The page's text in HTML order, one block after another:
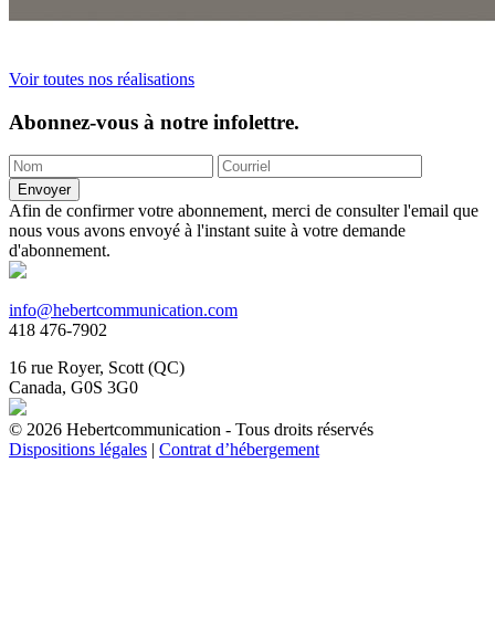
Voir toutes nos réalisations
Abonnez-vous à notre infolettre.
Envoyer
Afin de confirmer votre abonnement, merci de consulter l'email que
nous vous avons envoyé à l'instant suite à votre demande
d'abonnement.
info@hebertcommunication.com
418 476-7902
16 rue Royer, Scott (QC)
Canada, G0S 3G0
© 2026 Hebertcommunication - Tous droits réservés
Dispositions légales | Contrat d’hébergement